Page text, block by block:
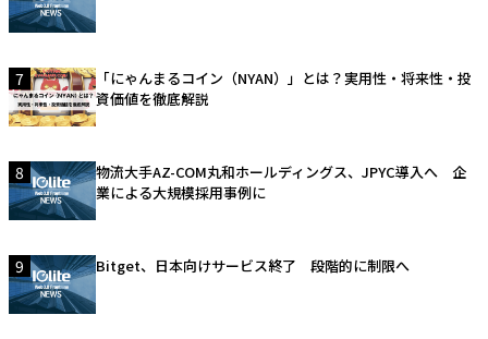
7
「にゃんまるコイン（NYAN）」とは？実用性・将来性・投
資価値を徹底解説
8
物流大手AZ-COM丸和ホールディングス、JPYC導入へ 企
業による大規模採用事例に
9 Bitget、日本向けサービス終了 段階的に制限へ